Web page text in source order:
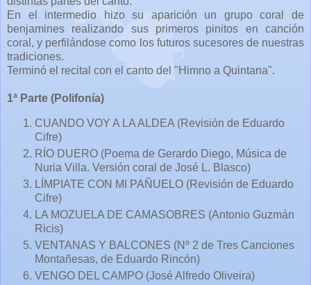
En el intermedio hizo su aparición un grupo coral de
benjamines realizando sus primeros pinitos en canción
coral, y perfilándose como los futuros sucesores de nuestras
tradiciones.
Terminó el recital con el canto del "Himno a Quintana".
1ª Parte (Polifonía)
CUANDO VOY A LA ALDEA (Revisión de Eduardo
Cifre)
RÍO DUERO (Poema de Gerardo Diego, Música de
Nuria Villa. Versión coral de José L. Blasco)
LÍMPIATE CON MI PAÑUELO (Revisión de Eduardo
Cifre)
LA MOZUELA DE CAMASOBRES (Antonio Guzmán
Ricis)
VENTANAS Y BALCONES (Nº 2 de Tres Canciones
Montañesas, de Eduardo Rincón)
VENGO DEL CAMPO (José Alfredo Oliveira)